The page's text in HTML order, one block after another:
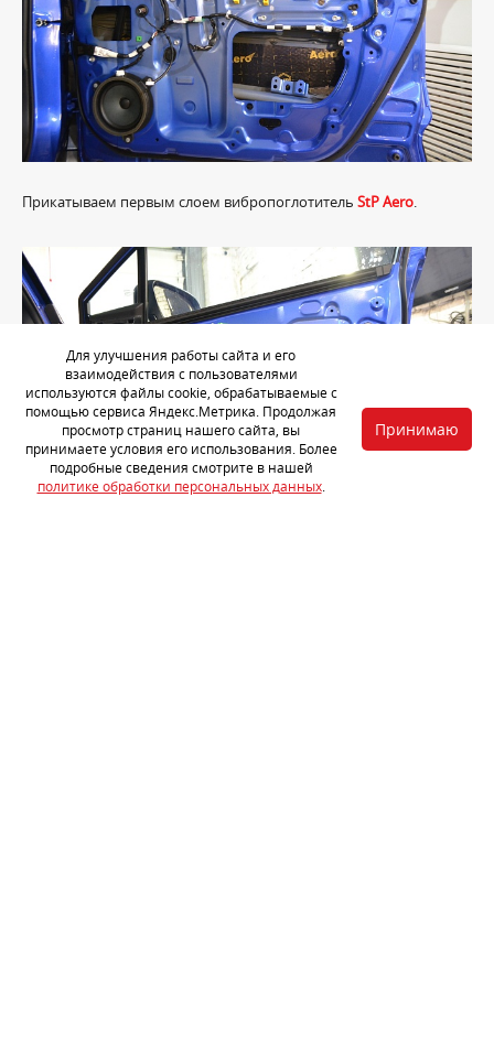
Прикатываем первым слоем вибропоглотитель StP Aero.
Для улучшения работы сайта и его
взаимодействия с пользователями
используются файлы cookie, обрабатываемые с
помощью сервиса Яндекс.Метрика. Продолжая
просмотр страниц нашего сайта, вы
принимаете условия его использования. Более
подробные сведения смотрите в нашей
политике обработки персональных данных.
Принимаю